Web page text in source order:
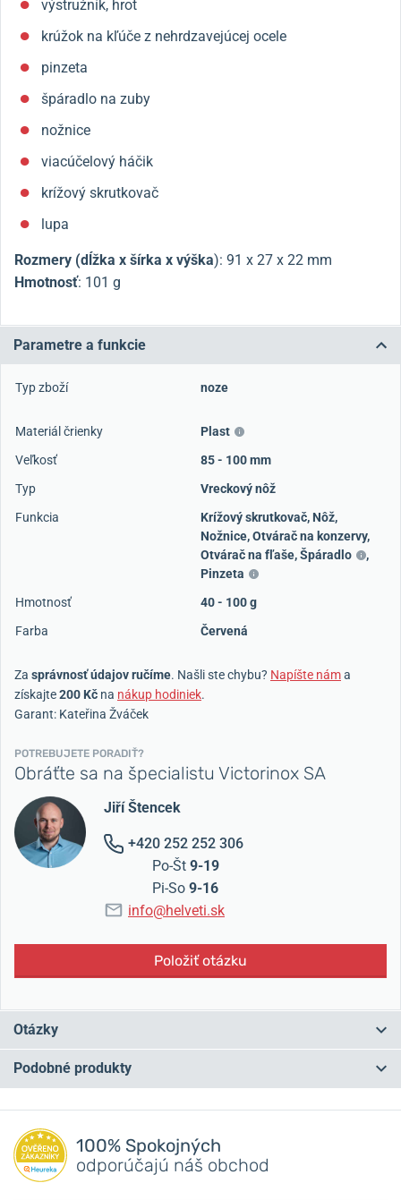
výstružník, hrot
krúžok na kľúče z nehrdzavejúcej ocele
pinzeta
špáradlo na zuby
nožnice
viacúčelový háčik
krížový skrutkovač
lupa
Rozmery (dĺžka x šírka x výška): 91 x 27 x 22 mm
Hmotnosť: 101 g
Parametre a funkcie
Typ zboží noze
Materiál črienky
Plast
Veľkosť
85 - 100 mm
Typ
Vreckový nôž
Funkcia
Krížový skrutkovač, Nôž,
Nožnice,Otvárač na konzervy,
Otvárač na fľaše,Špáradlo
,
Pinzeta
Hmotnosť
40 - 100 g
Farba
Červená
Za správnosť údajov ručíme. Našli ste chybu? Napíšte náma
získajte200 Kč na nákup hodiniek.
Garant: Kateřina Žváček
POTREBUJETE PORADIŤ?
Obráťte sa na špecialistu Victorinox SA
Jiří Štencek
+420 252 252 306
Po-Št 9-19
Pi-So 9-16
info@helveti.sk
Položiť otázku
Otázky
Máte otázku? Zanechajte nám komentár
Pridať dotaz
Podobné produkty
100% Spokojných
odporúčajú náš obchod